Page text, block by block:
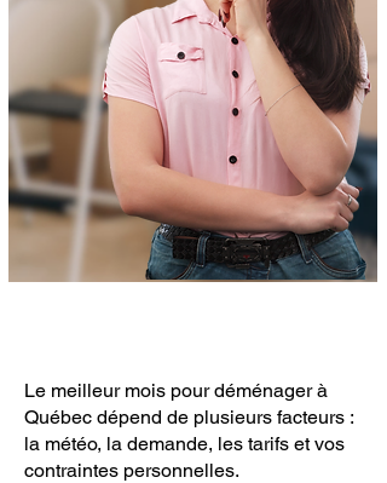
Le meilleur mois pour déménager à
Québec dépend de plusieurs facteurs :
la météo, la demande, les tarifs et vos
contraintes personnelles.